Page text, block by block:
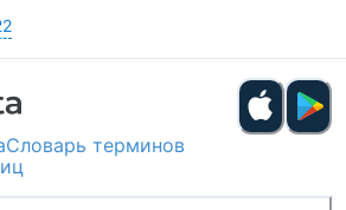
Словарь терминов